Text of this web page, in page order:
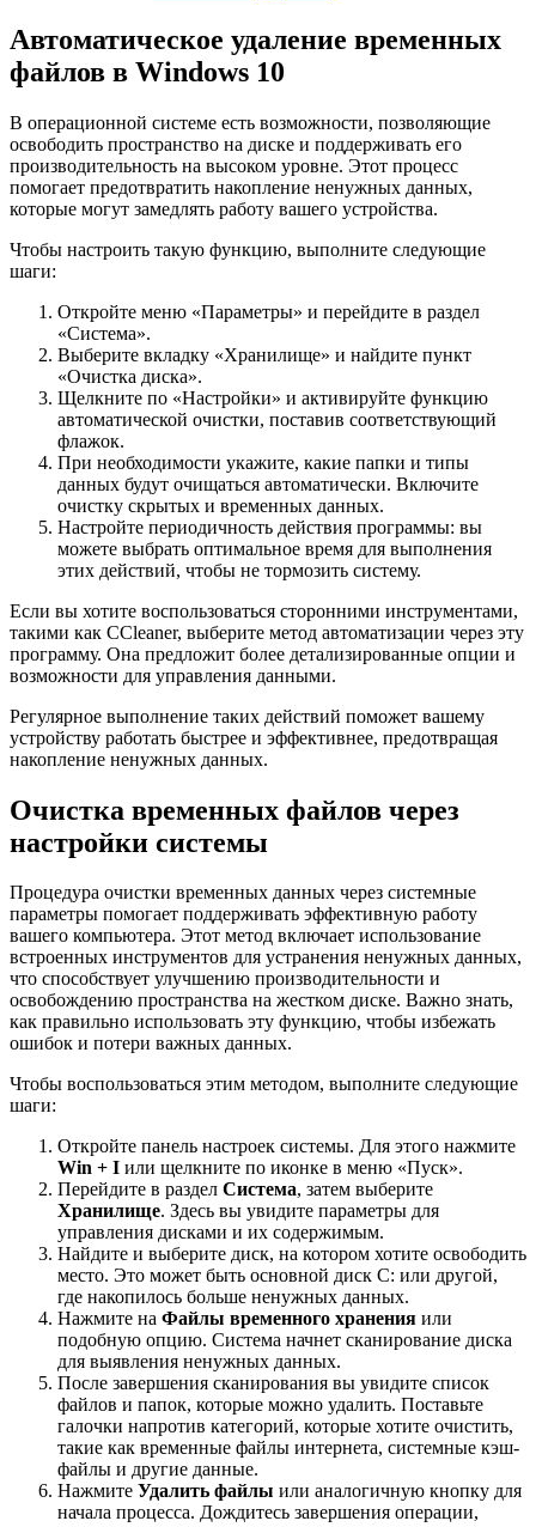
Автоматическое удаление временных
файлов в Windows 10
В операционной системе есть возможности, позволяющие
освободить пространство на диске и поддерживать его
производительность на высоком уровне. Этот процесс
помогает предотвратить накопление ненужных данных,
которые могут замедлять работу вашего устройства.
Чтобы настроить такую функцию, выполните следующие
шаги:
Откройте меню «Параметры» и перейдите в раздел
«Система».
Выберите вкладку «Хранилище» и найдите пункт
«Очистка диска».
Щелкните по «Настройки» и активируйте функцию
автоматической очистки, поставив соответствующий
флажок.
При необходимости укажите, какие папки и типы
данных будут очищаться автоматически. Включите
очистку скрытых и временных данных.
Настройте периодичность действия программы: вы
можете выбрать оптимальное время для выполнения
этих действий, чтобы не тормозить систему.
Если вы хотите воспользоваться сторонними инструментами,
такими как CCleaner, выберите метод автоматизации через эту
программу. Она предложит более детализированные опции и
возможности для управления данными.
Регулярное выполнение таких действий поможет вашему
устройству работать быстрее и эффективнее, предотвращая
накопление ненужных данных.
Очистка временных файлов через
настройки системы
Процедура очистки временных данных через системные
параметры помогает поддерживать эффективную работу
вашего компьютера. Этот метод включает использование
встроенных инструментов для устранения ненужных данных,
что способствует улучшению производительности и
освобождению пространства на жестком диске. Важно знать,
как правильно использовать эту функцию, чтобы избежать
ошибок и потери важных данных.
Чтобы воспользоваться этим методом, выполните следующие
шаги:
Откройте панель настроек системы. Для этого нажмите
Win + I или щелкните по иконке в меню «Пуск».
Перейдите в раздел Система, затем выберите
Хранилище. Здесь вы увидите параметры для
управления дисками и их содержимым.
Найдите и выберите диск, на котором хотите освободить
место. Это может быть основной диск C: или другой,
где накопилось больше ненужных данных.
Нажмите на Файлы временного хранения или
подобную опцию. Система начнет сканирование диска
для выявления ненужных данных.
После завершения сканирования вы увидите список
файлов и папок, которые можно удалить. Поставьте
галочки напротив категорий, которые хотите очистить,
такие как временные файлы интернета, системные кэш-
файлы и другие данные.
Нажмите Удалить файлы или аналогичную кнопку для
начала процесса. Дождитесь завершения операции,